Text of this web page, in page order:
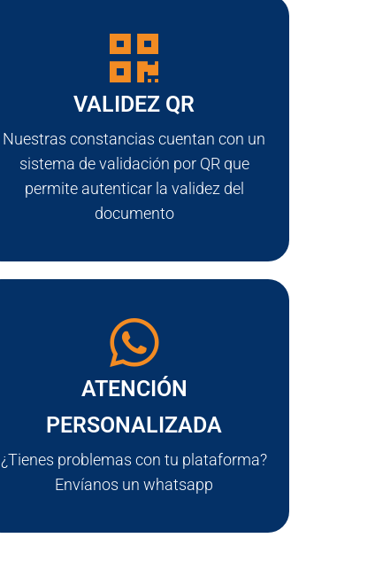
VALIDEZ QR
Nuestras constancias cuentan con un
sistema de validación por QR que
permite autenticar la validez del
documento
ATENCIÓN
PERSONALIZADA
¿Tienes problemas con tu plataforma?
Envíanos un whatsapp